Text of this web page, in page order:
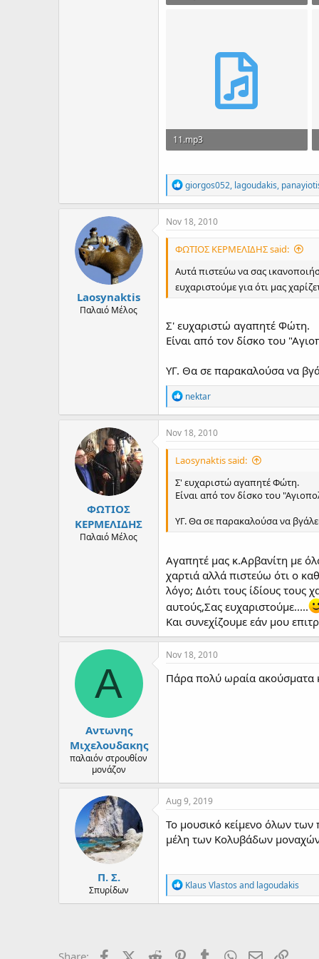
11.mp3
R
e
a
c
o
s
:
giorgos052, lagoudakis,
Laosynaktis
Παλαιό Μέλος
Nov 18, 2010
ΦΩΤΙΟΣ ΚΕΡΜΕΛΙΔΗΣ said:
Αυτά πιστεύω να σας
ευχαριστούμε για ότι μας
Σ' ευχαριστώ αγαπητέ Φώτη.
Είναι από τον δίσκο του
ΥΓ. Θα σε παρακαλούσα να
R
e
a
c
o
s
:
nektar
ΦΩΤΙΟΣ
ΚΕΡΜΕΛΙΔΗΣ
Παλαιό Μέλος
Nov 18, 2010
Laosynaktis said:
Σ' ευχαριστώ αγαπητέ Φώτη.
Είναι από τον δίσκο του
ΥΓ. Θα σε παρακαλούσα να
Αγαπητέ μας κ.Αρβανίτη με
χαρτιά αλλά πιστεύω ότι ο
λόγο; Διότι τους ίδίους τους
αυτούς,Σας ευχαριστούμε.....
Και συνεχίζουμε εάν μου
Α
Αντωνης
Μιχελουδακης
παλαιόν στρουθίον
μονάζον
Nov 18, 2010
Πάρα πολύ ωραία ακούσματα
Π. Σ.
Σπυρίδων
Aug 9, 2019
Το μουσικό κείμενο όλων
μέλη των Κολυβάδων
R
e
a
o
Klaus Vlastos and lagoudakis
Share: FacebookX (Twitter)
Reddit PinterestTumblrWhatsApp
Email